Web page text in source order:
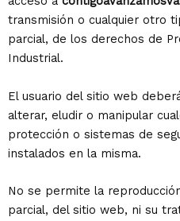
transmisión o cualquier otro
parcial, de los derechos de
Industrial.
El usuario del sitio web
alterar, eludir o manipular
protección o sistemas de
instalados en la misma.
No se permite la
parcial, del sitio web, ni su